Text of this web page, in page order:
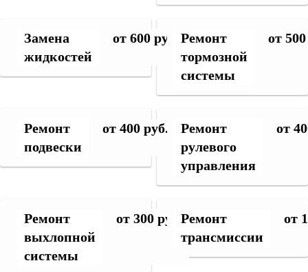
Замена
жидкостей
от 600 руб.
Ремонт
тормозной
системы
от
Ремонт
подвески
от 400 руб.
Ремонт
рулевого
управления
от
Ремонт
выхлопной
системы
от 300 руб.Ремонт
трансмиссии
от